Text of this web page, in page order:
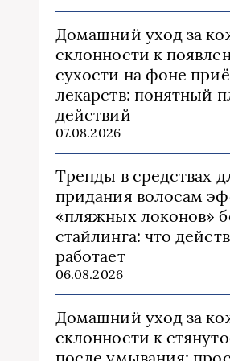
Домашний уход за
склонности к
сухости на фоне
лекарств: понятный
действий
07.08.2026
Тренды в средствах
придания волосам
«пляжных локонов»
стайлинга: что
работает
06.08.2026
Домашний уход за
склонности к